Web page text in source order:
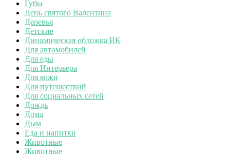
Губы
День святого Валентина
Деревья
Детские
Динамическая обложка ВК
Для автомобилей
Для еды
Для Интерьера
Для кожи
Для путешествий
Для социальных сетей
Дождь
Дома
Дым
Еда и напитки
Животные
Животные